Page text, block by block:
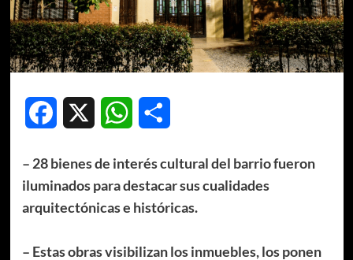
Facebook WhatsApp
– 28 bienes de interés cultural del barrio fueron
iluminados para destacar sus cualidades
arquitectónicas e históricas.
– Estas obras visibilizan los inmuebles, los ponen